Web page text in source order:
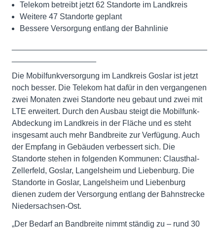
Telekom betreibt jetzt 62 Standorte im Landkreis
Weitere 47 Standorte geplant
Bessere Versorgung entlang der Bahnlinie
Die Mobilfunkversorgung im Landkreis Goslar ist jetzt
noch besser. Die Telekom hat dafür in den vergangenen
zwei Monaten zwei Standorte neu gebaut und zwei mit
LTE erweitert. Durch den Ausbau steigt die Mobilfunk-
Abdeckung im Landkreis in der Fläche und es steht
insgesamt auch mehr Bandbreite zur Verfügung. Auch
der Empfang in Gebäuden verbessert sich. Die
Standorte stehen in folgenden Kommunen: Clausthal-
Zellerfeld, Goslar, Langelsheim und Liebenburg. Die
Standorte in Goslar, Langelsheim und Liebenburg
dienen zudem der Versorgung entlang der Bahnstrecke
Niedersachsen-Ost.
„Der Bedarf an Bandbreite nimmt ständig zu – rund 30